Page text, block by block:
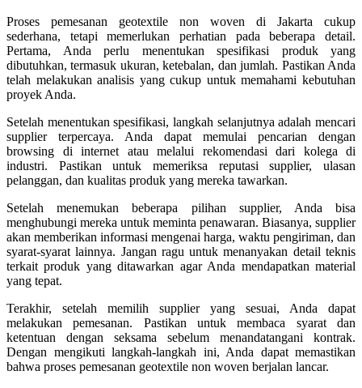
Proses pemesanan geotextile non woven di Jakarta cukup
sederhana, tetapi memerlukan perhatian pada beberapa detail.
Pertama, Anda perlu menentukan spesifikasi produk yang
dibutuhkan, termasuk ukuran, ketebalan, dan jumlah. Pastikan Anda
telah melakukan analisis yang cukup untuk memahami kebutuhan
proyek Anda.
Setelah menentukan spesifikasi, langkah selanjutnya adalah mencari
supplier terpercaya. Anda dapat memulai pencarian dengan
browsing di internet atau melalui rekomendasi dari kolega di
industri. Pastikan untuk memeriksa reputasi supplier, ulasan
pelanggan, dan kualitas produk yang mereka tawarkan.
Setelah menemukan beberapa pilihan supplier, Anda bisa
menghubungi mereka untuk meminta penawaran. Biasanya, supplier
akan memberikan informasi mengenai harga, waktu pengiriman, dan
syarat-syarat lainnya. Jangan ragu untuk menanyakan detail teknis
terkait produk yang ditawarkan agar Anda mendapatkan material
yang tepat.
Terakhir, setelah memilih supplier yang sesuai, Anda dapat
melakukan pemesanan. Pastikan untuk membaca syarat dan
ketentuan dengan seksama sebelum menandatangani kontrak.
Dengan mengikuti langkah-langkah ini, Anda dapat memastikan
bahwa proses pemesanan geotextile non woven berjalan lancar.